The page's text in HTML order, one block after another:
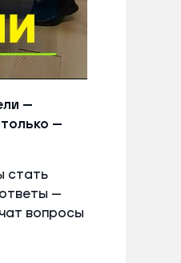
—
—
стать
—
вопросы